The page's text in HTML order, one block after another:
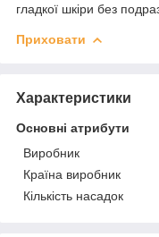
гладкої шкіри без
Приховати
Характеристики
Основні атрибути
Виробник
Країна виробник
Кількість насадок